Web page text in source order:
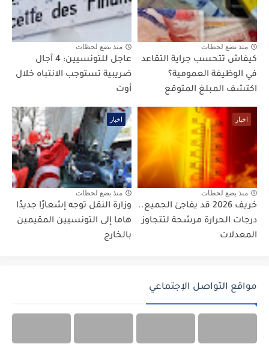
منذ بضع لحظات
كيفاش تتحسب جراية التقاعد
في الوظيفة العمومية؟
اكتشف المبلغ المتوقع
منذ بضع لحظات
عاجل للتونسيين: 4 آجال
ضريبية تستوجب الانتباه خلال
أوت
اخبار
منذ بضع لحظات
خريف 2026 قد يفاجئ الجميع..
درجات الحرارة مرشحة لتتجاوز
المعدلات
اخبار
منذ بضع لحظات
وزارة النقل توجه إشعارًا جديدًا
هاما إلى التونسيين المقيمين
بالخارج
مواقع التواصل الإجتماعي